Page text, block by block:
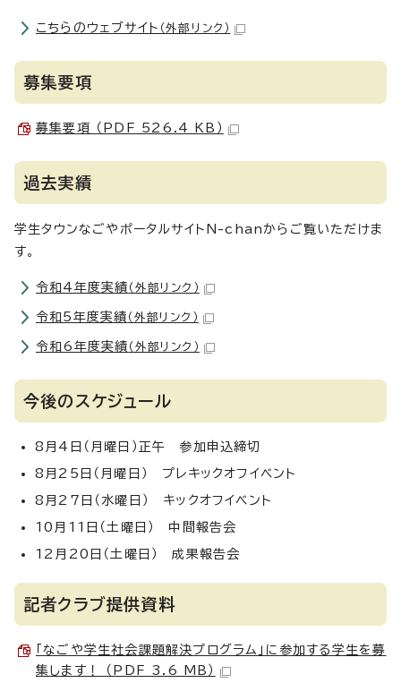
こちらのウェブサイト （外部リンク）
募集要項
募集要項 （PDF 526.4 KB）
過去実績
学生タウンなごやポータルサイトN-chanからご覧いただけま
す。
令和4年度実績 （外部リンク）
令和5年度実績 （外部リンク）
令和6年度実績 （外部リンク）
今後のスケジュール
8月4日（月曜日）正午 参加申込締切
8月25日（月曜日） プレキックオフイベント
8月27日（水曜日） キックオフイベント
10月11日（土曜日） 中間報告会
12月20日（土曜日） 成果報告会
記者クラブ提供資料
「なごや学生社会課題解決プログラム」に参加する学生を募
集します！ （PDF 3.6 MB）